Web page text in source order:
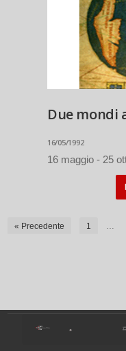
Due mondi
16/05/1992
16 maggio - 25
« Precedente 1 …